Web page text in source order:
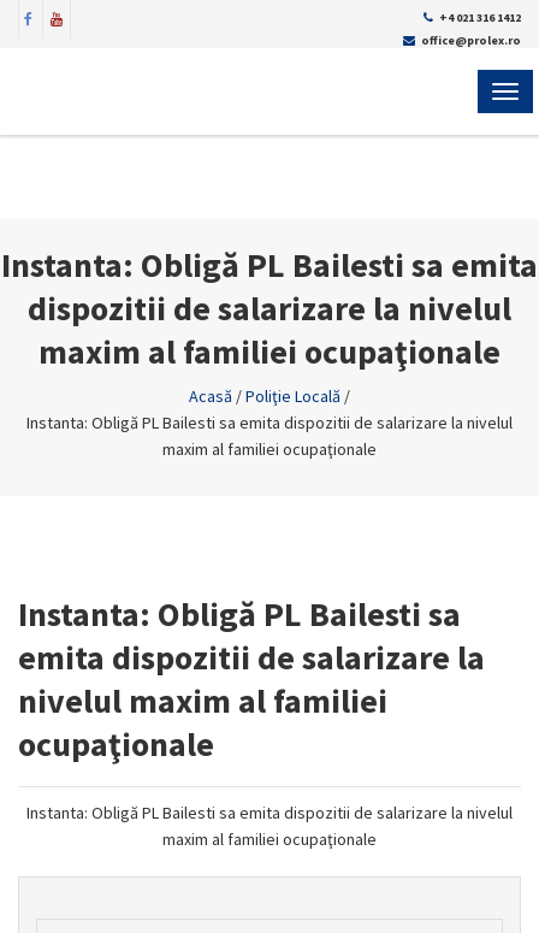
+4 021 316 1412
office@prolex.ro
Instanta: Obligă PL Bailesti sa emita
dispozitii de salarizare la nivelul
maxim al familiei ocupaţionale
Acasă /Poliţie Locală /
Instanta: Obligă PL Bailesti sa emita dispozitii de salarizare la nivelul
maxim al familiei ocupaţionale
Instanta: Obligă PL Bailesti sa
emita dispozitii de salarizare la
nivelul maxim al familiei
ocupaţionale
Instanta: Obligă PL Bailesti sa emita dispozitii de salarizare la nivelul
maxim al familiei ocupaţionale